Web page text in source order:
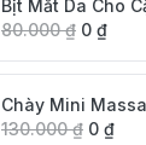
Bịt Mắt Da Cho
80.000₫ 0 ₫
Chày Mini
130.000₫ 0 ₫